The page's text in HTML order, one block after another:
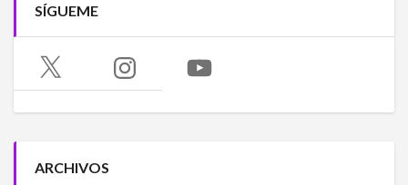
SÍGUEME
X Instagram YouTube
ARCHIVOS